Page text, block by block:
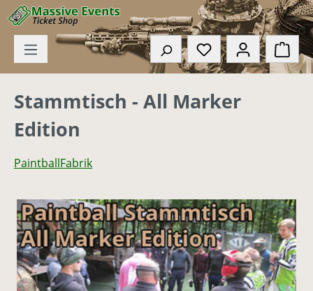
Zum Hauptinhalt springen
Du hast 0
Stammtisch - All Marker
Edition
PaintballFabrik
Bildergalerie überspringen